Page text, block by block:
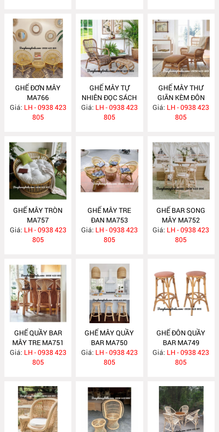
GHẾ ĐƠN MÂY
MA766
Giá: LH - 0938 423
805
GHẾ MÂY TỰ
NHIÊN ĐỌC SÁCH
KÈM ĐÔN GÁC
CHÂN MA759
Giá: LH - 0938 423
805
GHẾ MÂY THƯ
GIÃN KÈM ĐÔN
GÁC CHÂN MA758
Giá: LH - 0938 423
805
GHẾ MÂY TRÒN
MA757
Giá: LH - 0938 423
805
GHẾ MÂY TRE
ĐAN MA753
Giá: LH - 0938 423
805
GHẾ BAR SONG
MÂY MA752
Giá: LH - 0938 423
805
GHẾ QUẦY BAR
MÂY TRE MA751
Giá: LH - 0938 423
805
GHẾ MÂY QUẦY
BAR MA750
Giá: LH - 0938 423
805
GHẾ ĐÔN QUẦY
BAR MA749
Giá: LH - 0938 423
805